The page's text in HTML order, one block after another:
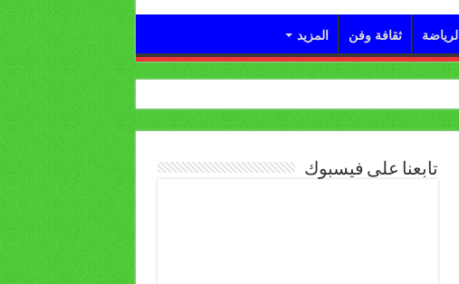
الرياضة ثقافة وفن المزيد
تابعنا على فيسبوك